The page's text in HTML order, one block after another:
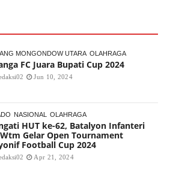
MONGONDOW UTARA OLAHRAGA
FC Juara Bupati Cup 2024
Jun 10, 2024
NASIONAL OLAHRAGA
HUT ke-62, Batalyon Infanteri
Gelar Open Tournament
Football Cup 2024
Apr 21, 2024